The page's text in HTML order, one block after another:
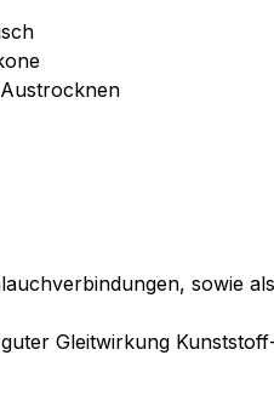
sowie
Gleitwirkung